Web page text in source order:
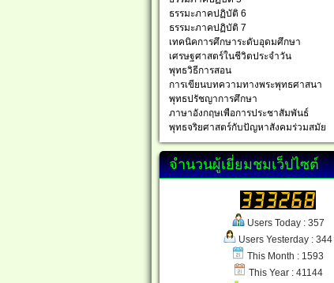
ธรรมะภาคปฏิบัติ 6
ธรรมะภาคปฏิบัติ 7
เทคนิคการศึกษาระดับอุดมศึกษา
เศรษฐศาสตร์ในชีวิตประจำวัน
พุทธวิธีการสอน
การเขียนบทความทางพระพุทธศาสนา
พุทธปรัชญาการศึกษา
ภาษาอังกฤษเพือการประชาสัมพันธ์
พุทธจริยศาสตร์กับปัญหาสังคมร่วมสมัย
จำนวนผู้เยี่ยมชมเว็ปไซต์
Users Today : 357
Users Yesterday : 344
This Month : 1593
This Year : 41144